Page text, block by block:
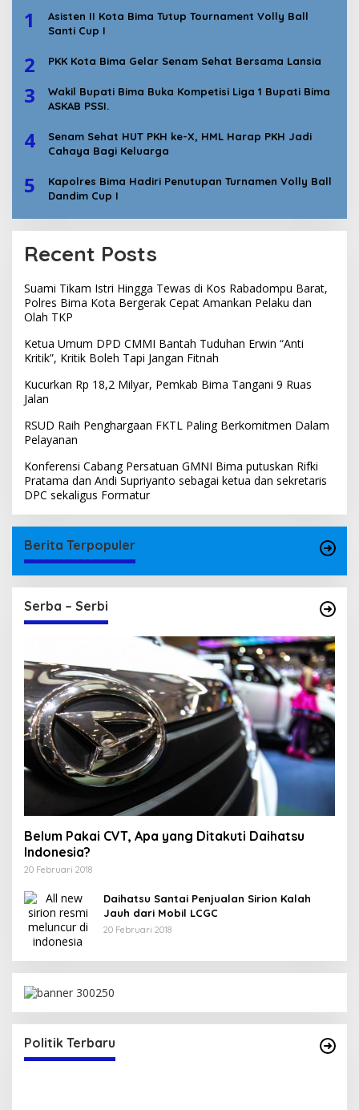
1
Asisten II Kota Bima Tutup Tournament Volly Ball
Santi Cup I
2 PKK Kota Bima Gelar Senam Sehat Bersama Lansia
3
Wakil Bupati Bima Buka Kompetisi Liga 1 Bupati Bima
ASKAB PSSI.
4
Senam Sehat HUT PKH ke-X, HML Harap PKH Jadi
Cahaya Bagi Keluarga
5
Kapolres Bima Hadiri Penutupan Turnamen Volly Ball
Dandim Cup I
Recent Posts
Suami Tikam Istri Hingga Tewas di Kos Rabadompu Barat,
Polres Bima Kota Bergerak Cepat Amankan Pelaku dan
Olah TKP
Ketua Umum DPD CMMI Bantah Tuduhan Erwin “Anti
Kritik”, Kritik Boleh Tapi Jangan Fitnah
Kucurkan Rp 18,2 Milyar, Pemkab Bima Tangani 9 Ruas
Jalan
RSUD Raih Penghargaan FKTL Paling Berkomitmen Dalam
Pelayanan
Konferensi Cabang Persatuan GMNI Bima putuskan Rifki
Pratama dan Andi Supriyanto sebagai ketua dan sekretaris
DPC sekaligus Formatur
Berita Terpopuler
Serba – Serbi
Belum Pakai CVT, Apa yang Ditakuti Daihatsu
Indonesia?
20 Februari 2018
Daihatsu Santai Penjualan Sirion Kalah
Jauh dari Mobil LCGC
20 Februari 2018
Politik Terbaru